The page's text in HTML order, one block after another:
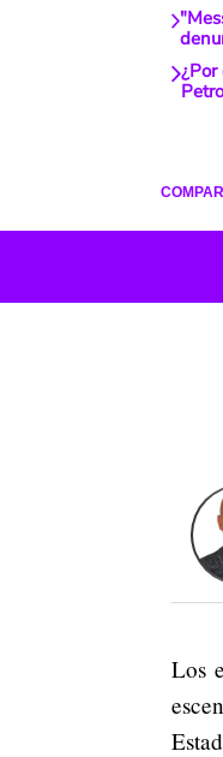
¿Por
Los